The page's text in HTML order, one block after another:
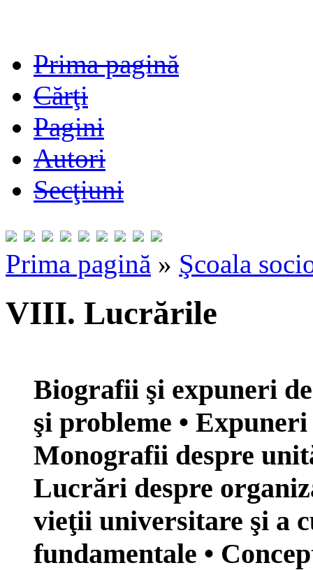
Prima pagină
Cărţi
Pagini
Autori
Secţiuni
Prima pagină » Şcoala
VIII. Lucrările
Biografii şi expuneri
şi probleme •
Monografii despre
Lucrări despre
vieţii universitare şi a
fundamentale •